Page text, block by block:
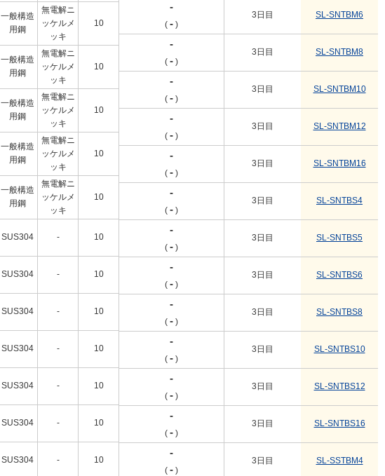
一般構造
用鋼
無電解ニ
ッケルメ
ッキ
10
一般構造
用鋼
無電解ニ
ッケルメ
ッキ
10
一般構造
用鋼
無電解ニ
ッケルメ
ッキ
10 1個
一般構造
用鋼
無電解ニ
ッケルメ
ッキ
10
一般構造
用鋼
無電解ニ
ッケルメ
ッキ
10
SUS304 - 10
SUS304 - 10
SUS304 - 10
SUS304 - 10
SUS304 - 10
SUS304 - 10
SUS304 - 10
-
( - )
3日目 SL-SNTBM6
-
( - )
3日目 SL-SNTBM8
-
( - )
3日目 SL-SNTBM10
-
( - )
3日目 SL-SNTBM12
-
( - )
3日目 SL-SNTBM16
-
( - )
3日目 SL-SNTBS4
-
( - )
3日目 SL-SNTBS5
-
( - )
3日目 SL-SNTBS6
-
( - )
3日目 SL-SNTBS8
-
( - )
3日目 SL-SNTBS10
-
( - )
3日目 SL-SNTBS12
-
( - )
3日目 SL-SNTBS16
-
( - )
3日目 SL-SSTBM4